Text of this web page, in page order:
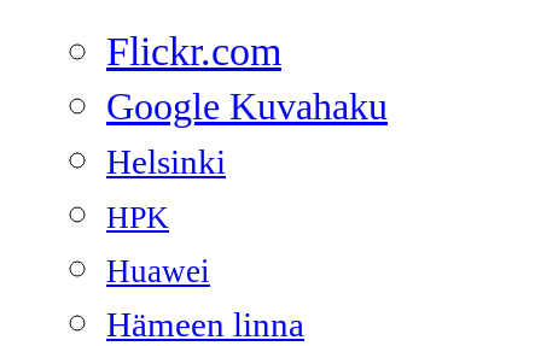
Flickr.com
Google Kuvahaku
Helsinki
HPK
Huawei
Hämeen linna